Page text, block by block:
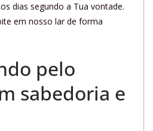
dias segundo a Tua vontade.
em nosso lar de forma
pelo
sabedoria e